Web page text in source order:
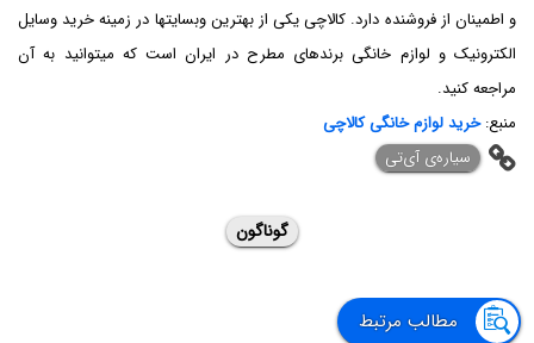
و اطمینان از فروشنده دارد. کالاچی یکی از بهترین وبسایت‎ها در زمینه خرید وسایل
الکترونیک و لوازم خانگی برندهای مطرح در ایران است که می‎توانید به آن
مراجعه کنید.
منبع:خرید لوازم خانگی کالاچی
‌سیاره‌ی آی‌تی
گوناگون
مطالب مرتبط